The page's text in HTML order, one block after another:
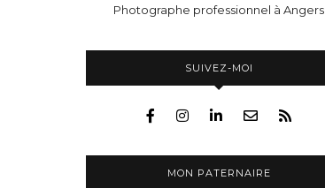
Photographe professionnel à Angers
SUIVEZ-MOI
MON PATERNAIRE